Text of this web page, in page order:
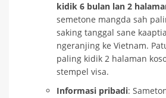
kidik 6 bulan lan 2
semetone mangda sah
saking tanggal sane
ngeranjing ke Vietnam.
paling kidik 2 halaman
stempel visa.
Informasi pribadi: